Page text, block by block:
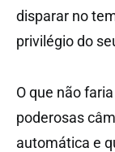
disparar no
privilégio do
O que não
poderosas
automática e